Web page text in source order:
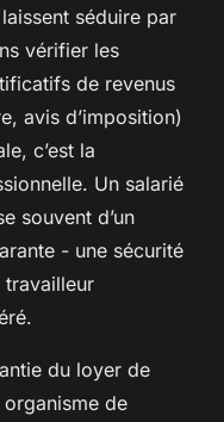
séduire par
vérifier les
de revenus
avis d’imposition)
c’est la
Un salarié
souvent d’un
- une sécurité
travailleur
du loyer de
organisme de